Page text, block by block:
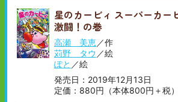
星のカービィ スーパーカー
激闘！の巻
高瀬 美恵／作
苅野 タウ ／絵
ぽと ／絵
発売日：2019年12月13日
定価：880円（本体800円＋税）